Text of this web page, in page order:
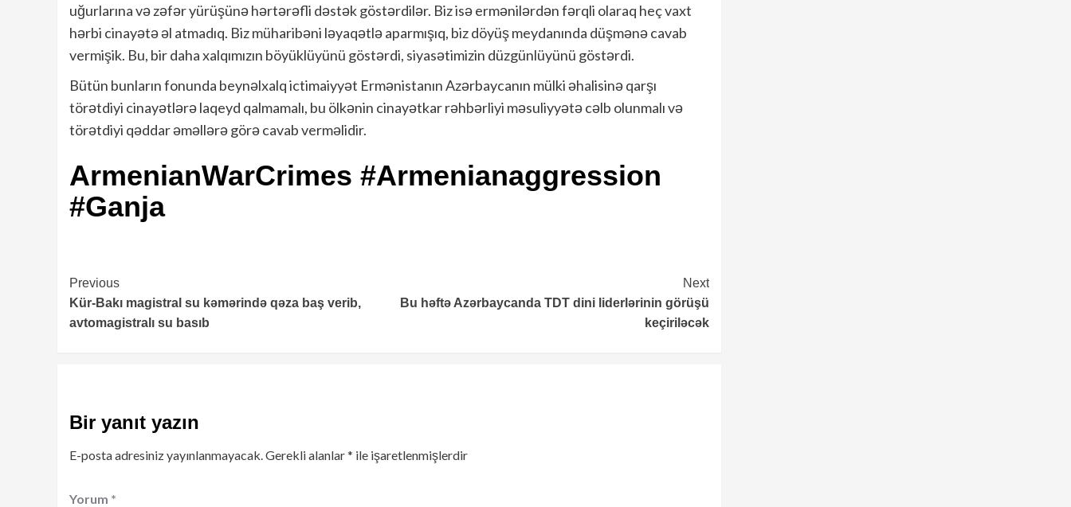
uğurlarına və zəfər yürüşünə hərtərəfli dəstək göstərdilər. Biz isə ermənilərdən fərqli olaraq heç vaxt
hərbi cinayətə əl atmadıq. Biz müharibəni ləyaqətlə aparmışıq, biz döyüş meydanında düşmənə cavab
vermişik. Bu, bir daha xalqımızın böyüklüyünü göstərdi, siyasətimizin düzgünlüyünü göstərdi.
Bütün bunların fonunda beynəlxalq ictimaiyyət Ermənistanın Azərbaycanın mülki əhalisinə qarşı
törətdiyi cinayətlərə laqeyd qalmamalı, bu ölkənin cinayətkar rəhbərliyi məsuliyyətə cəlb olunmalı və
törətdiyi qəddar əməllərə görə cavab verməlidir.
ArmenianWarCrimes #Armenianaggression
#Ganja
Continue
Reading
Previous
Kür-Bakı magistral su kəmərində qəza baş verib,
avtomagistralı su basıb
Next
Bu həftə Azərbaycanda TDT dini liderlərinin görüşü
keçiriləcək
Bir yanıt yazın
E-posta adresiniz yayınlanmayacak.Gerekli alanlar* ile işaretlenmişlerdir
Yorum *